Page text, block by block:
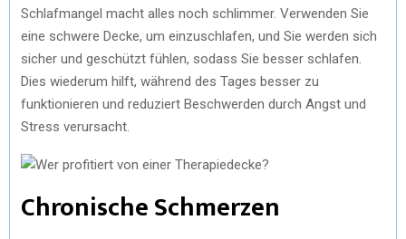
Schlafmangel macht alles noch schlimmer. Verwenden Sie
eine schwere Decke, um einzuschlafen, und Sie werden sich
sicher und geschützt fühlen, sodass Sie besser schlafen.
Dies wiederum hilft, während des Tages besser zu
funktionieren und reduziert Beschwerden durch Angst und
Stress verursacht.
Chronische Schmerzen